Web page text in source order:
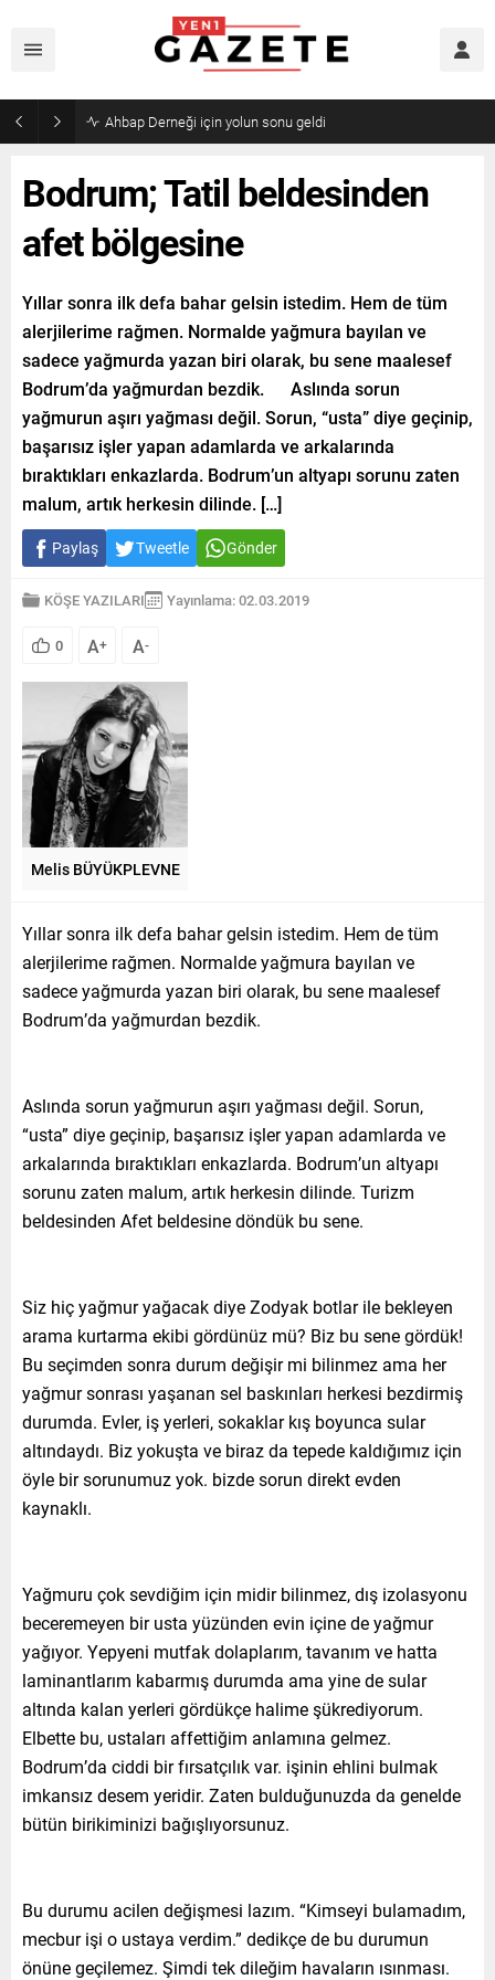
Bodrum; Tatil beldesinden
afet bölgesine
Yıllar sonra ilk defa bahar gelsin istedim. Hem de tüm
alerjilerime rağmen. Normalde yağmura bayılan ve
sadece yağmurda yazan biri olarak, bu sene maalesef
Bodrum’da yağmurdan bezdik. Aslında sorun
yağmurun aşırı yağması değil. Sorun, “usta” diye geçinip,
başarısız işler yapan adamlarda ve arkalarında
bıraktıkları enkazlarda. Bodrum’un altyapı sorunu zaten
malum, artık herkesin dilinde. […]
Paylaş Tweetle Gönder
KÖŞE YAZILARI Yayınlama: 02.03.2019
0 A+ A-
Melis BÜYÜKPLEVNE
Yıllar sonra ilk defa bahar gelsin istedim. Hem de tüm
alerjilerime rağmen. Normalde yağmura bayılan ve
sadece yağmurda yazan biri olarak, bu sene maalesef
Bodrum’da yağmurdan bezdik.
Aslında sorun yağmurun aşırı yağması değil. Sorun,
“usta” diye geçinip, başarısız işler yapan adamlarda ve
arkalarında bıraktıkları enkazlarda. Bodrum’un altyapı
sorunu zaten malum, artık herkesin dilinde. Turizm
beldesinden Afet beldesine döndük bu sene.
Siz hiç yağmur yağacak diye Zodyak botlar ile bekleyen
arama kurtarma ekibi gördünüz mü? Biz bu sene gördük!
Bu seçimden sonra durum değişir mi bilinmez ama her
yağmur sonrası yaşanan sel baskınları herkesi bezdirmiş
durumda. Evler, iş yerleri, sokaklar kış boyunca sular
altındaydı. Biz yokuşta ve biraz da tepede kaldığımız için
öyle bir sorunumuz yok. bizde sorun direkt evden
kaynaklı.
Yağmuru çok sevdiğim için midir bilinmez, dış izolasyonu
beceremeyen bir usta yüzünden evin içine de yağmur
yağıyor. Yepyeni mutfak dolaplarım, tavanım ve hatta
laminantlarım kabarmış durumda ama yine de sular
altında kalan yerleri gördükçe halime şükrediyorum.
Elbette bu, ustaları affettiğim anlamına gelmez.
Bodrum’da ciddi bir fırsatçılık var. işinin ehlini bulmak
imkansız desem yeridir. Zaten bulduğunuzda da genelde
bütün birikiminizi bağışlıyorsunuz.
Bu durumu acilen değişmesi lazım. “Kimseyi bulamadım,
mecbur işi o ustaya verdim.” dedikçe de bu durumun
önüne geçilemez. Şimdi tek dileğim havaların ısınması.